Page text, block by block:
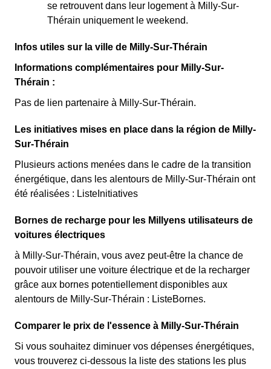
se retrouvent dans leur logement à Milly-Sur-
Thérain uniquement le weekend.
Infos utiles sur la ville de Milly-Sur-Thérain
Informations complémentaires pour Milly-Sur-
Thérain :
Pas de lien partenaire à Milly-Sur-Thérain.
Les initiatives mises en place dans la région de Milly-
Sur-Thérain
Plusieurs actions menées dans le cadre de la transition
énergétique, dans les alentours de Milly-Sur-Thérain ont
été réalisées : ListeInitiatives
Bornes de recharge pour les Millyens utilisateurs de
voitures électriques
à Milly-Sur-Thérain, vous avez peut-être la chance de
pouvoir utiliser une voiture électrique et de la recharger
grâce aux bornes potentiellement disponibles aux
alentours de Milly-Sur-Thérain : ListeBornes.
Comparer le prix de l'essence à Milly-Sur-Thérain
Si vous souhaitez diminuer vos dépenses énergétiques,
vous trouverez ci-dessous la liste des stations les plus